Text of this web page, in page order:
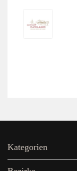
Kategorien